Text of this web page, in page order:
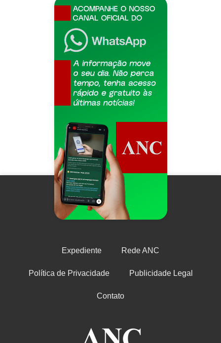
Expediente Rede ANC
Política de Privacidade Publicidade Legal
Contato